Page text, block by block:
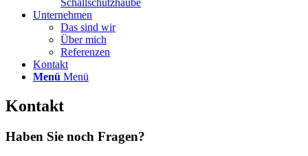
Schallschutzhaube
Unternehmen
Das sind wir
Über mich
Referenzen
Kontakt
Menü Menü
Kontakt
Haben Sie noch Fragen?